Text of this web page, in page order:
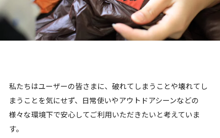
私たちはユーザーの皆さまに、破れてしまうことや壊れてし
まうことを気にせず、日常使いやアウトドアシーンなどの
様々な環境下で安心してご利用いただきたいと考えていま
す。